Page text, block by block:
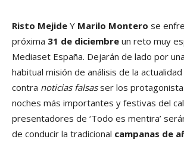
Risto Mejide Y Marilo Montero se
próxima 31 de diciembre un reto muy
Mediaset España. Dejarán de lado por
habitual misión de análisis de la
contra noticias falsasser los
noches más importantes y festivas del
presentadores de ‘Todo es mentira’
de conducir la tradicional campanas de